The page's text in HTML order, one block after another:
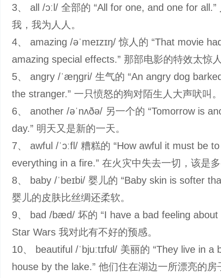
3、 all /ɔːl/ 全部的 “All for one, and one for all.”
我，我为人人。
4、 amazing /əˈmeɪzɪŋ/ 惊人的 “That movie
amazing special effects.” 那部电影的特效太惊
5、 angry /ˈæŋɡri/ 生气的 “An angry dog
the stranger.” 一只愤怒的狗对陌生人大声吠叫
6、 another /əˈnʌðə/ 另一个的 “Tomorrow is
day.” 明天又是新的一天。
7、 awful /ˈɔːfl/ 糟糕的 “How awful it must be
everything in a fire.” 在火灾中失去一切，该是
8、 baby /ˈbeɪbi/ 婴儿的 “Baby skin is softer
婴儿的皮肤比丝绸还柔软。
9、 bad /bæd/ 坏的 “I have a bad feeling
Star Wars 我对此有不好的预感。
10、 beautiful /ˈbjuːtɪfʊl/ 美丽的 “They live in a
house by the lake.” 他们住在湖边一所漂亮的房